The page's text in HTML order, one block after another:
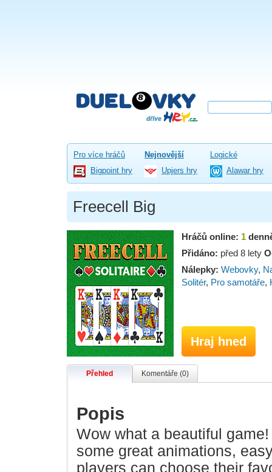
Pro více hráčů Nejnovější
Logické
Bigpoint hry
Upjers hry Alawar hry
Freecell Big
Hráčů online: 1
Přidáno: před 8 lety
Nálepky: Webovky,
Solitér, Pro samotáře,
Hraj hned
Přehled Komentáře (0)
Popis
Wow what a beautiful
some great animations,
players can choose their